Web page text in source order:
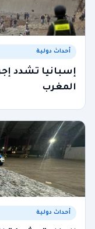
أحداث دولية
إسبانيا تشدد
المغرب
أحداث دولية